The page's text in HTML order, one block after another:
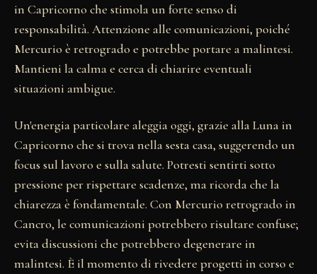
in Capricorno che stimola un forte senso di
responsabilità. Attenzione alle comunicazioni, poiché
Mercurio è retrogrado e potrebbe portare a malintesi.
Mantieni la calma e cerca di chiarire eventuali
situazioni ambigue.
Un'energia particolare aleggia oggi, grazie alla Luna in
Capricorno che si trova nella sesta casa, suggerendo un
focus sul lavoro e sulla salute. Potresti sentirti sotto
pressione per rispettare scadenze, ma ricorda che la
chiarezza è fondamentale. Con Mercurio retrogrado in
Cancro, le comunicazioni potrebbero risultare confuse;
evita discussioni che potrebbero degenerare in
malintesi. È il momento di rivedere progetti in corso e